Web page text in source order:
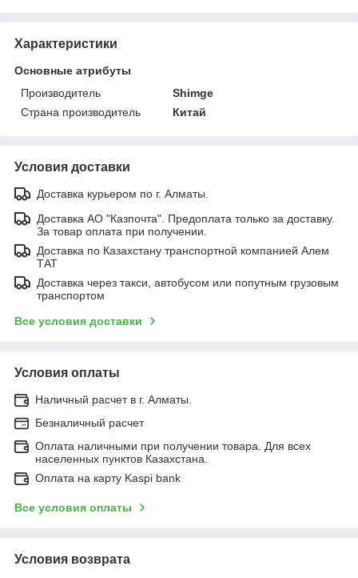
Характеристики
Основные атрибуты
Производитель
Shimge
Страна производитель
Китай
Условия доставки
Доставка курьером по г. Алматы.
Доставка АО "Казпочта". Предоплата только за доставку.
За товар оплата при получении.
Доставка по Казахстану транспортной компанией Алем
ТАТ
Доставка через такси, автобусом или попутным грузовым
транспортом
Все условия доставки
Условия оплаты
Наличный расчет в г. Алматы.
Безналичный расчет
Оплата наличными при получении товара. Для всех
населенных пунктов Казахстана.
Оплата на карту Kaspi bank
Все условия оплаты
Условия возврата